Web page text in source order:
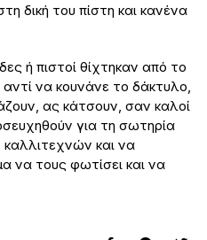
δική του πίστη και κανένα
ή πιστοί θίχτηκαν από το
να κουνάνε το δάκτυλο,
ας κάτσουν, σαν καλοί
για τη σωτηρία
και να
να τους φωτίσει και να